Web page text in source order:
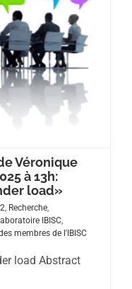
Véronique
à 13h:
load»
, Recherche,
IBISC,
membres de l'IBISC
load Abstract